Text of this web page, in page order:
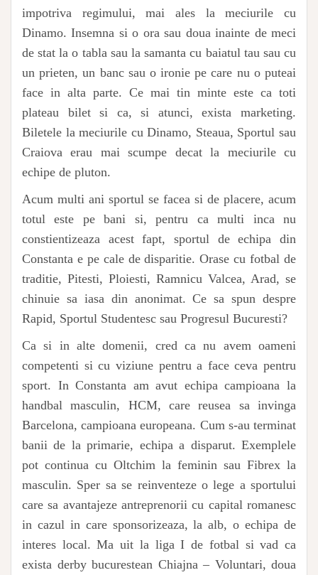
impotriva regimului, mai ales la meciurile cu
Dinamo. Insemna si o ora sau doua inainte de meci
de stat la o tabla sau la samanta cu baiatul tau sau cu
un prieten, un banc sau o ironie pe care nu o puteai
face in alta parte. Ce mai tin minte este ca toti
plateau bilet si ca, si atunci, exista marketing.
Biletele la meciurile cu Dinamo, Steaua, Sportul sau
Craiova erau mai scumpe decat la meciurile cu
echipe de pluton.
Acum multi ani sportul se facea si de placere, acum
totul este pe bani si, pentru ca multi inca nu
constientizeaza acest fapt, sportul de echipa din
Constanta e pe cale de disparitie. Orase cu fotbal de
traditie, Pitesti, Ploiesti, Ramnicu Valcea, Arad, se
chinuie sa iasa din anonimat. Ce sa spun despre
Rapid, Sportul Studentesc sau Progresul Bucuresti?
Ca si in alte domenii, cred ca nu avem oameni
competenti si cu viziune pentru a face ceva pentru
sport. In Constanta am avut echipa campioana la
handbal masculin, HCM, care reusea sa invinga
Barcelona, campioana europeana. Cum s-au terminat
banii de la primarie, echipa a disparut. Exemplele
pot continua cu Oltchim la feminin sau Fibrex la
masculin. Sper sa se reinventeze o lege a sportului
care sa avantajeze antreprenorii cu capital romanesc
in cazul in care sponsorizeaza, la alb, o echipa de
interes local. Ma uit la liga I de fotbal si vad ca
exista derby bucurestean Chiajna – Voluntari, doua